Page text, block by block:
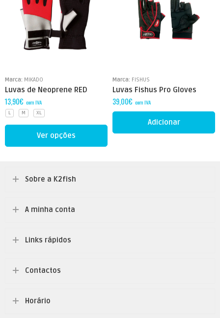
Marca: MIKADO
Luvas de Neoprene RED
13,90€ com IVA
L M XL
Ver opções
Marca: FISHUS
Luvas Fishus Pro Gloves
39,00€ com IVA
Adicionar
Sobre a K2fish
A minha conta
Links rápidos
Contactos
Horário